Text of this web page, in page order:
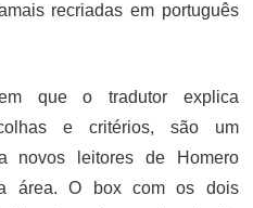
recriadas em português
que o tradutor explica
e critérios, são um
novos leitores de Homero
área. O box com os dois